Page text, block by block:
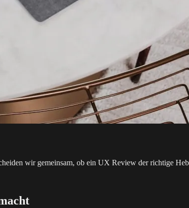
wir gemeinsam, ob ein UX Review der richtige